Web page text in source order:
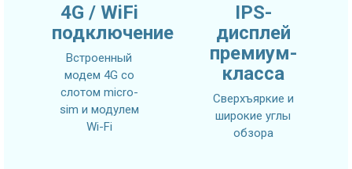
4G / WiFi
подключение
Встроенный
модем 4G со
слотом micro-
sim и модулем
Wi-Fi
IPS-
дисплей
премиум-
класса
Сверхъяркие и
широкие углы
обзора